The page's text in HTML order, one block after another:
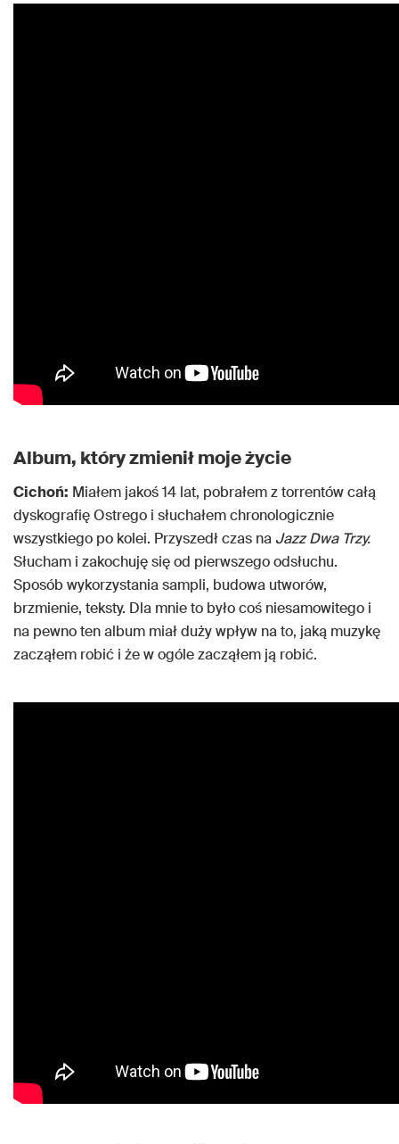
Album, który zmienił moje życie
Cichoń: Miałem jakoś 14 lat, pobrałem z torrentów całą
dyskografię Ostrego i słuchałem chronologicznie
wszystkiego po kolei. Przyszedł czas na Jazz Dwa Trzy.
Słucham i zakochuję się od pierwszego odsłuchu.
Sposób wykorzystania sampli, budowa utworów,
brzmienie, teksty. Dla mnie to było coś niesamowitego i
na pewno ten album miał duży wpływ na to, jaką muzykę
zacząłem robić i że w ogóle zacząłem ją robić.